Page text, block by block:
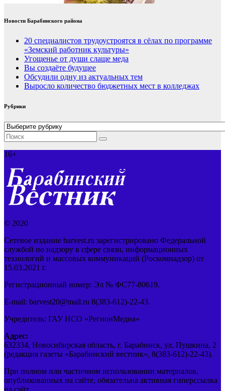
Новости Барабинского района
20 специалистов трудоустроятся в сёлах по программе
«Земский работник культуры»
Угощенье от души слаще меда
Вы создаёте будущее
Обсудили одну из актуальных тем
Выросло количество бюджетных мест в колледжах
Рубрики
Рубрики
16+
© 2020
Сетевое издание barvest.ru зарегистрировано Федеральной
службой по надзору в сфере связи, информационных
технологий и массовых коммуникаций (Роскомнадзор) от
15.03.2021 г.
Регистрационный номер: Эл № ФС77-80619.
E-mail: barvest20@mail.ru 8(383-612)-22-43.
Учредитель: ГАУ НСО «РегионМедиа»
Адрес:
632334, Новосибирская область, г. Барабинск, ул. Пушкина, 2
(редакция газеты «Барабинский вестник», 8(383-612)-22-43).
При полном или частичном использовании материалов,
опубликованных на сайте, обязательна активная гиперссылка